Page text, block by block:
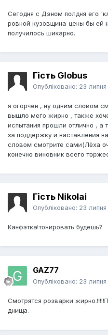
Сегодня с Дэном полдня его
ровной кузовщина-цены бы ей
получилось шикарно.
Гість Globus
Опубліковано: 23 липня
я огорчен , ну одним словом
вышло мего жирно , также
испытания прошли отлично , а
за поддержку и наставления
словом смотрите сами(Лёха
конечно виновник всего
Гість Nikolai
Опубліковано: 23 липня
Канфэтка!тонировать будешь?
GAZ77
Опубліковано: 23 липня
Смотрятся розварки
днища.